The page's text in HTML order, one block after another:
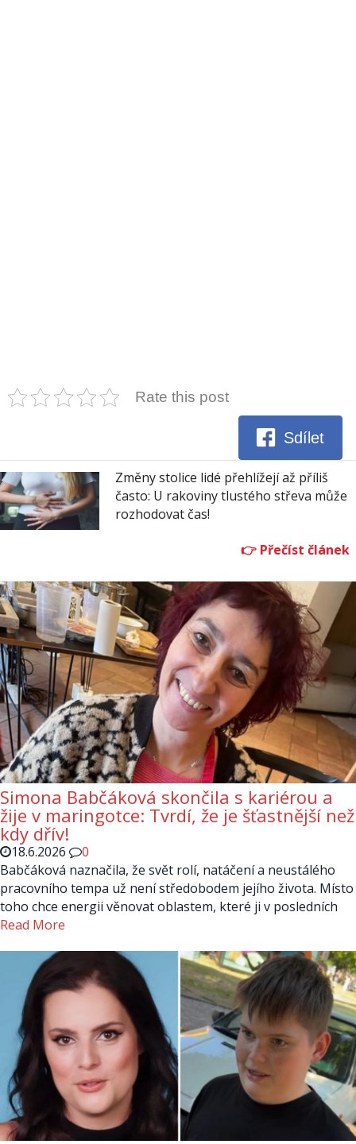
Rate this post
Sdílet
Změny stolice lidé přehlížejí až příliš
často: U rakoviny tlustého střeva může
rozhodovat čas!
Simona Babčáková skončila s kariérou a
žije v maringotce: Tvrdí, že je šťastnější než
kdy dřív!
18.6.2026
0
Babčáková naznačila, že svět rolí, natáčení a neustálého
pracovního tempa už není středobodem jejího života. Místo
toho chce energii věnovat oblastem, které ji v posledních
Read More